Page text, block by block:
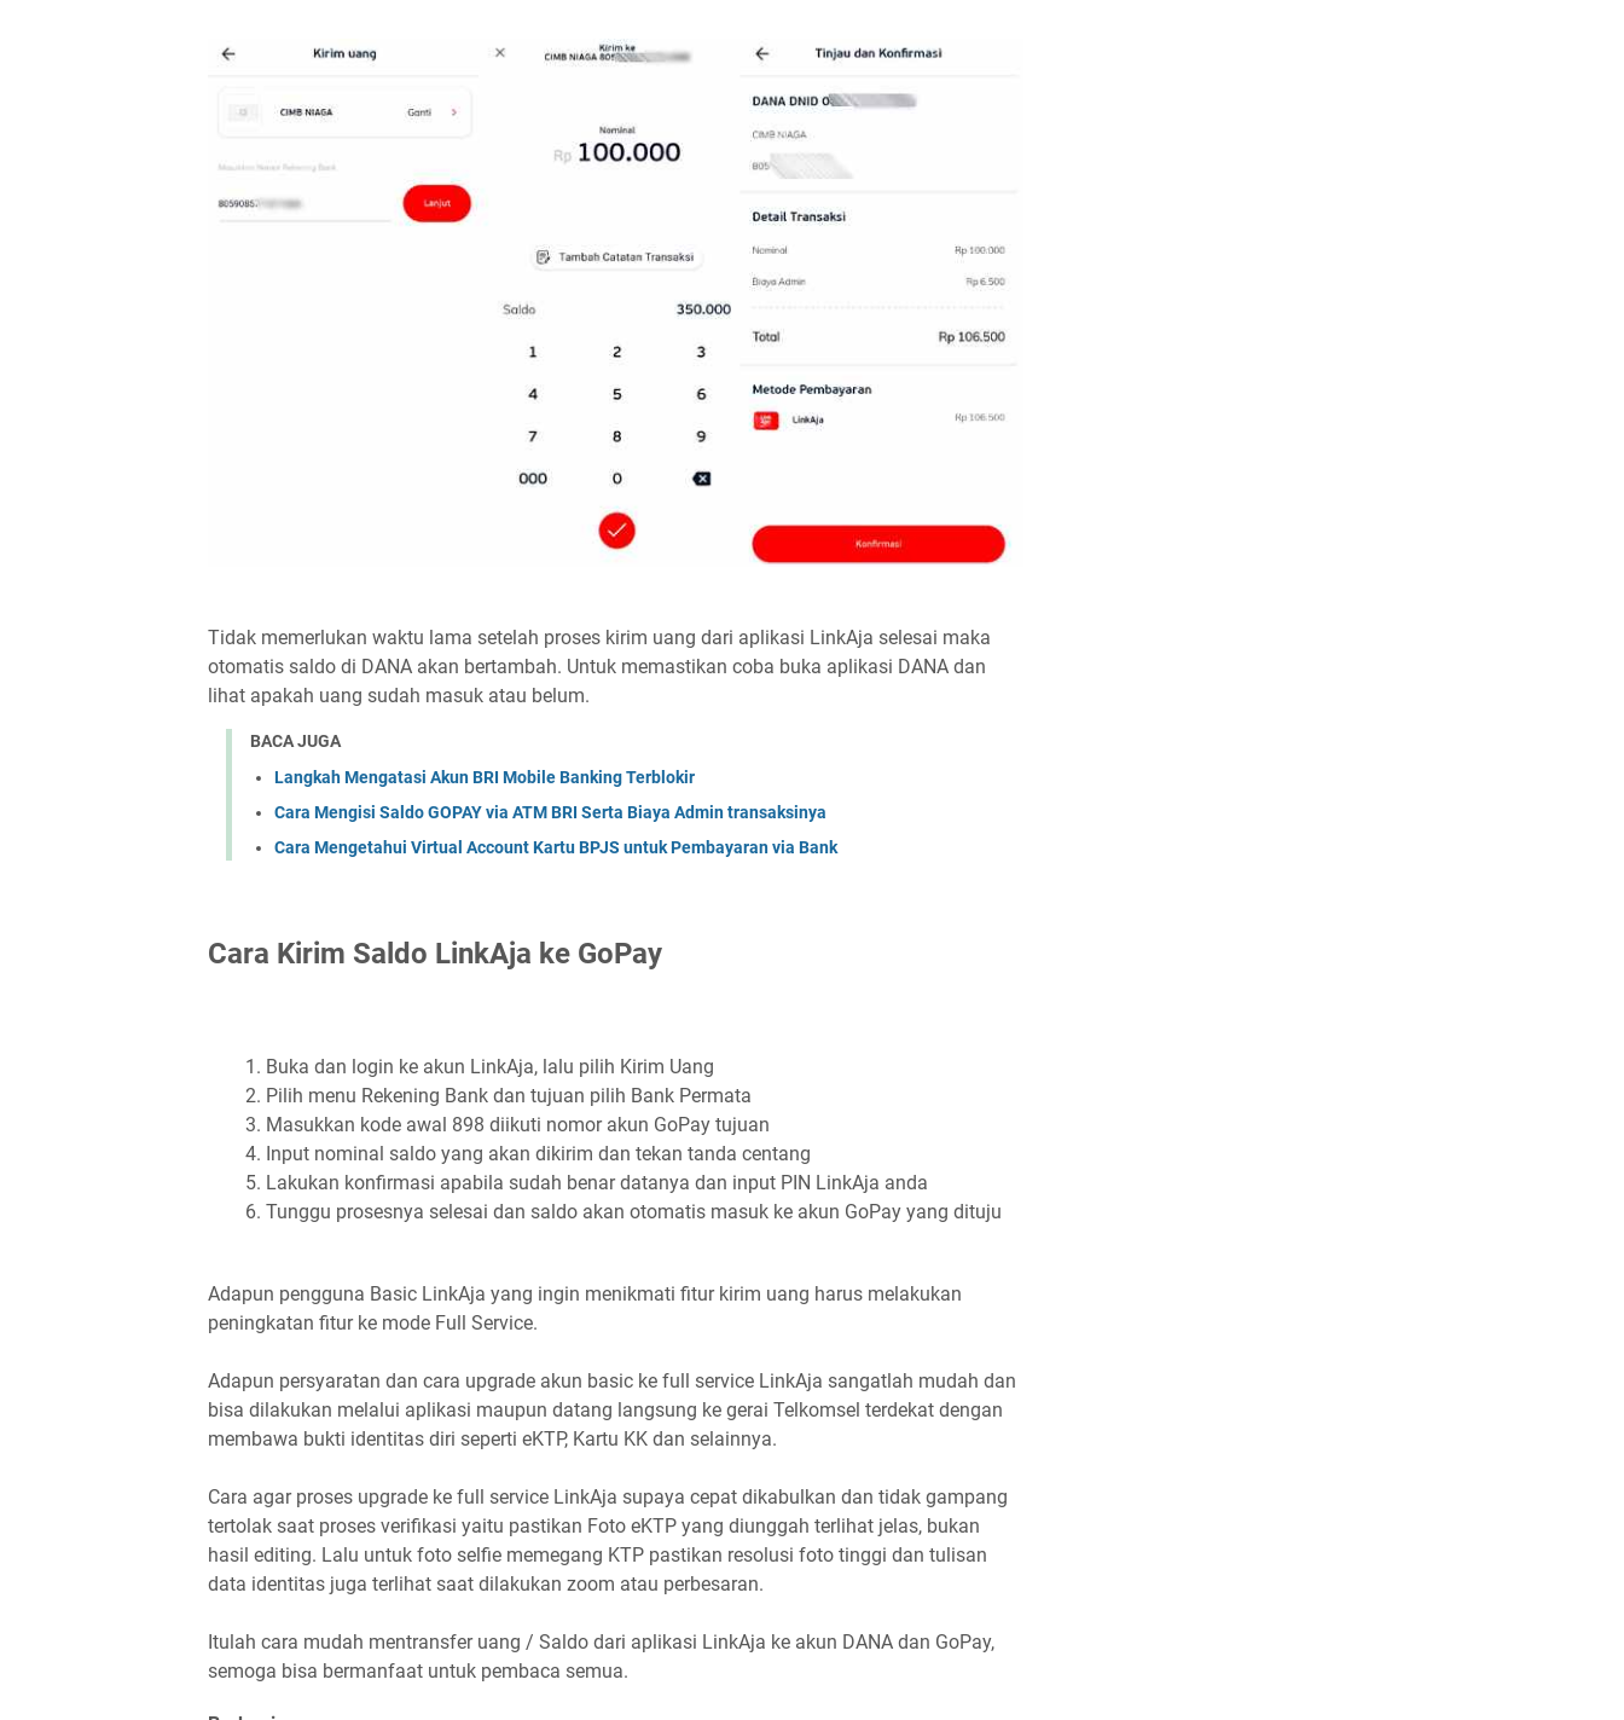
Tidak memerlukan waktu lama setelah proses kirim uang dari aplikasi LinkAja selesai maka
otomatis saldo di DANA akan bertambah. Untuk memastikan coba buka aplikasi DANA dan
lihat apakah uang sudah masuk atau belum.
BACA JUGA
Langkah Mengatasi Akun BRI Mobile Banking Terblokir
Cara Mengisi Saldo GOPAY via ATM BRI Serta Biaya Admin transaksinya
Cara Mengetahui Virtual Account Kartu BPJS untuk Pembayaran via Bank
Cara Kirim Saldo LinkAja ke GoPay
Buka dan login ke akun LinkAja, lalu pilih Kirim Uang
Pilih menu Rekening Bank dan tujuan pilih Bank Permata
Masukkan kode awal 898 diikuti nomor akun GoPay tujuan
Input nominal saldo yang akan dikirim dan tekan tanda centang
Lakukan konfirmasi apabila sudah benar datanya dan input PIN LinkAja anda
Tunggu prosesnya selesai dan saldo akan otomatis masuk ke akun GoPay yang dituju
Adapun pengguna Basic LinkAja yang ingin menikmati fitur kirim uang harus melakukan
peningkatan fitur ke mode Full Service.
Adapun persyaratan dan cara upgrade akun basic ke full service LinkAja sangatlah mudah dan
bisa dilakukan melalui aplikasi maupun datang langsung ke gerai Telkomsel terdekat dengan
membawa bukti identitas diri seperti eKTP, Kartu KK dan selainnya.
Cara agar proses upgrade ke full service LinkAja supaya cepat dikabulkan dan tidak gampang
tertolak saat proses verifikasi yaitu pastikan Foto eKTP yang diunggah terlihat jelas, bukan
hasil editing. Lalu untuk foto selfie memegang KTP pastikan resolusi foto tinggi dan tulisan
data identitas juga terlihat saat dilakukan zoom atau perbesaran.
Itulah cara mudah mentransfer uang / Saldo dari aplikasi LinkAja ke akun DANA dan GoPay,
semoga bisa bermanfaat untuk pembaca semua.